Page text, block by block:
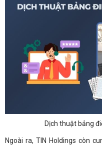
Dịch thuật bảng
Ngoài ra, TIN Holdings còn